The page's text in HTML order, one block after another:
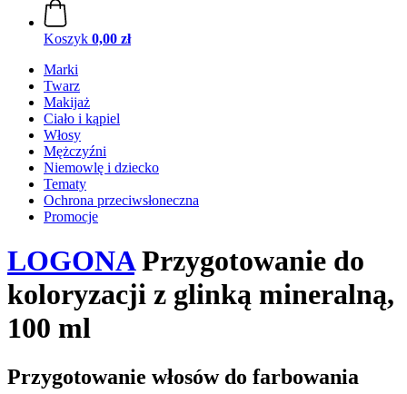
Koszyk 0,00 zł
Marki
Twarz
Makijaż
Ciało i kąpiel
Włosy
Mężczyźni
Niemowlę i dziecko
Tematy
Ochrona przeciwsłoneczna
Promocje
LOGONAPrzygotowanie do
koloryzacji z glinką mineralną,
100 ml
Przygotowanie włosów do farbowania